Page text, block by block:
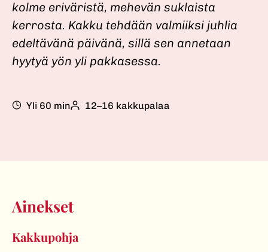
kolme eriväristä, mehevän suklaista
kerrosta. Kakku tehdään valmiiksi juhlia
edeltävänä päivänä, sillä sen annetaan
hyytyä yön yli pakkasessa.
Yli 60 min 12–16 kakkupalaa
Ainekset
Kakkupohja